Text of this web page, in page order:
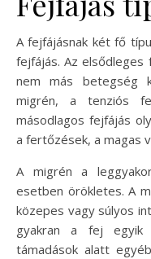
A fejfájásnak két fő
fejfájás. Az elsődleges
nem más betegség
migrén, a tenziós
másodlagos fejfájás
a fertőzések, a magas
A migrén a
esetben örökletes. A
közepes vagy súlyos
gyakran a fej egyik
támadások alatt